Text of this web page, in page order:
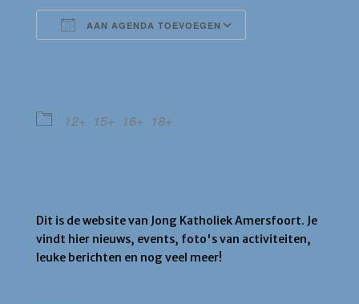
AAN AGENDA TOEVOEGEN
12+ 15+ 16+ 18+
Dit is de website van Jong Katholiek Amersfoort. Je
vindt hier nieuws, events, foto's van activiteiten,
leuke berichten en nog veel meer!